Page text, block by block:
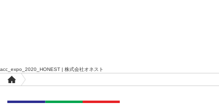
acc_expo_2020_HONEST | 株式会社オネスト
acc_expo_2020_HONEST | 株式会社オネスト
ホ